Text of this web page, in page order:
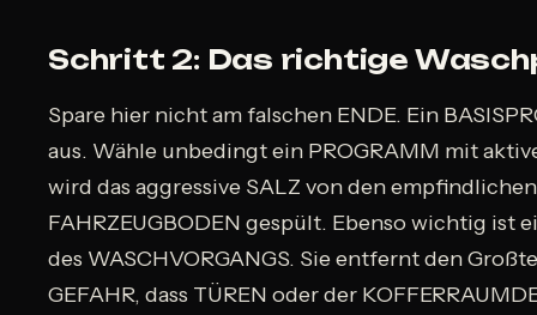
Schritt 2: Das richtige
Spare hier nicht am falschen ENDE. Ein
aus. Wähle unbedingt ein PROGRAMM mit
wird das aggressive SALZ von den
FAHRZEUGBODEN gespült. Ebenso wichtig ist
des WASCHVORGANGS. Sie entfernt den
GEFAHR, dass TÜREN oder der